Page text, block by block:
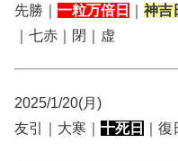
先勝｜ 一粒万倍日 神吉
｜七赤｜閉｜虚
2025/1/20(月)
友引｜大寒｜ 十死日 ｜